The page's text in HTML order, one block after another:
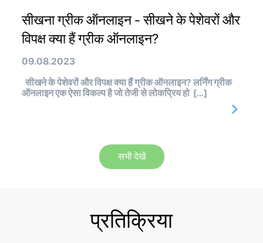
सीखना ग्रीक ऑनलाइन - सीखने के पेशेवरों और
विपक्ष क्या हैं ग्रीक ऑनलाइन?
09.08.2023
सीखने के पेशेवरों और विपक्ष क्या हैं ग्रीक ऑनलाइन? लर्निंग ग्रीक
ऑनलाइन एक ऐसा विकल्प है जो तेजी से लोकप्रिय हो […]
सभी देखें
प्रतिक्रिया